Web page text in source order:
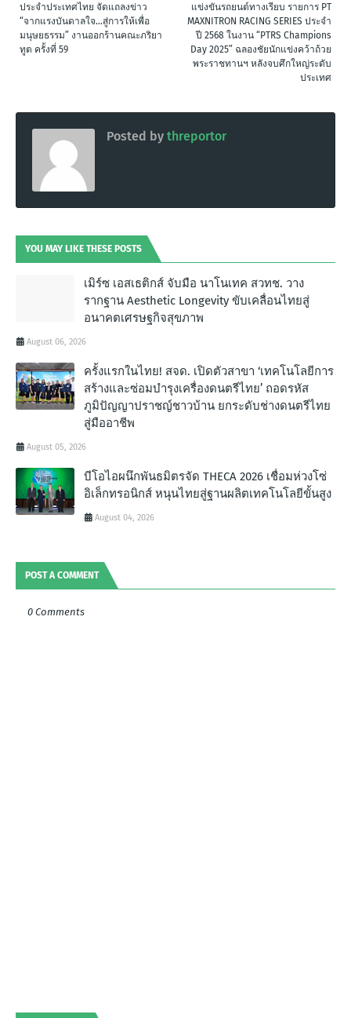
แข่งขันรถยนต์ทางเรียบ รายการ PT
MAXNITRON RACING SERIES ประจำ
ปี 2568 ในงาน “PTRS Champions
Day 2025” ฉลองชัยนักแข่งคว้าถ้วย
พระราชทานฯ หลังจบศึกใหญ่ระดับ
ประเทศ
ประจำประเทศไทย จัดแถลงข่าว
“จากแรงบันดาลใจ…สู่การให้เพื่อ
มนุษยธรรม” งานออกร้านคณะภริยา
ทูต ครั้งที่ 59
Posted by threportor
YOU MAY LIKE THESE POSTS
เมิร์ซ เอสเธติกส์ จับมือ นาโนเทค สวทช. วาง
รากฐาน Aesthetic Longevity ขับเคลื่อนไทยสู่
อนาคตเศรษฐกิจสุขภาพ
August 06, 2026
ครั้งแรกในไทย! สจด. เปิดตัวสาขา ‘เทคโนโลยีการ
สร้างและซ่อมบำรุงเครื่องดนตรีไทย’ ถอดรหัส
ภูมิปัญญาปราชญ์ชาวบ้าน ยกระดับช่างดนตรีไทย
สู่มืออาชีพ
August 05, 2026
บีโอไอผนึกพันธมิตรจัด THECA 2026 เชื่อมห่วงโซ่
อิเล็กทรอนิกส์ หนุนไทยสู่ฐานผลิตเทคโนโลยีขั้นสูง
August 04, 2026
POST A COMMENT
0 Comments